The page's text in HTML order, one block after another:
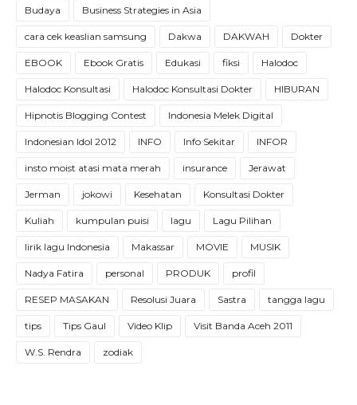
Budaya Business Strategies in Asia
cara cek keaslian samsung Dakwa DAKWAH Dokter
EBOOK Ebook Gratis Edukasi fiksi Halodoc
Halodoc Konsultasi Halodoc Konsultasi Dokter HIBURAN
Hipnotis Blogging Contest Indonesia Melek Digital
Indonesian Idol 2012 INFO Info Sekitar INFOR
insto moist atasi mata merah insurance Jerawat
Jerman jokowi Kesehatan Konsultasi Dokter
Kuliah kumpulan puisi lagu Lagu Pilihan
lirik lagu Indonesia Makassar MOVIE MUSIK
Nadya Fatira personal PRODUK profil
RESEP MASAKAN Resolusi Juara Sastra tangga lagu
tips Tips Gaul Video Klip Visit Banda Aceh 2011
W.S. Rendra zodiak